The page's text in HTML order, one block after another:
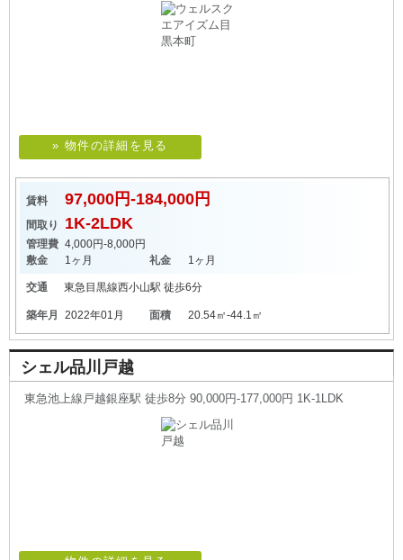
» 物件の詳細を見る
賃料 97,000円-184,000円
間取り 1K-2LDK
管理費 4,000円-8,000円
敷金
1ヶ月 礼金 1ヶ月
交通 東急目黒線西小山駅 徒歩6分
築年月 2022年01月 面積 20.54㎡-44.1㎡
シェル品川戸越
東急池上線戸越銀座駅 徒歩8分 90,000円-177,000円 1K-1LDK